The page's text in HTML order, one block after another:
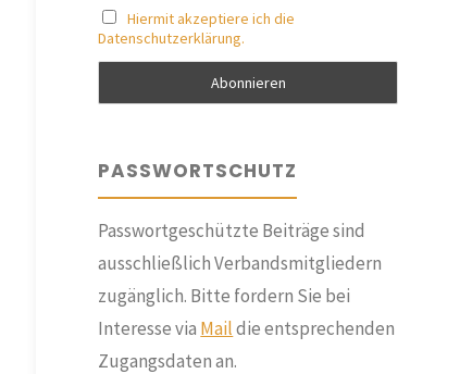
Hiermit akzeptiere ich die
Datenschutzerklärung.
PASSWORTSCHUTZ
Passwortgeschützte Beiträge sind
ausschließlich Verbandsmitgliedern
zugänglich. Bitte fordern Sie bei
Interesse via Maildie entsprechenden
Zugangsdaten an.